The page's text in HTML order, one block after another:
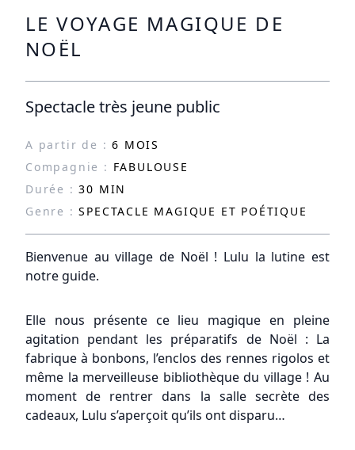
LE VOYAGE MAGIQUE DE
NOËL
Spectacle très jeune public
A partir de :6 MOIS
Compagnie : FABULOUSE
Durée :30 MIN
Genre :SPECTACLE MAGIQUE ET POÉTIQUE
Bienvenue au village de Noël ! Lulu la lutine est
notre guide.
Elle nous présente ce lieu magique en pleine
agitation pendant les préparatifs de Noël : La
fabrique à bonbons, l’enclos des rennes rigolos et
même la merveilleuse bibliothèque du village ! Au
moment de rentrer dans la salle secrète des
cadeaux, Lulu s’aperçoit qu’ils ont disparu…